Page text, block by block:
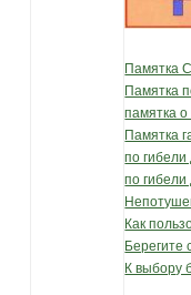
Памятка
Памятка
памятка
Памятка
по гибели
по гибели
Как
Берегите
К выбору